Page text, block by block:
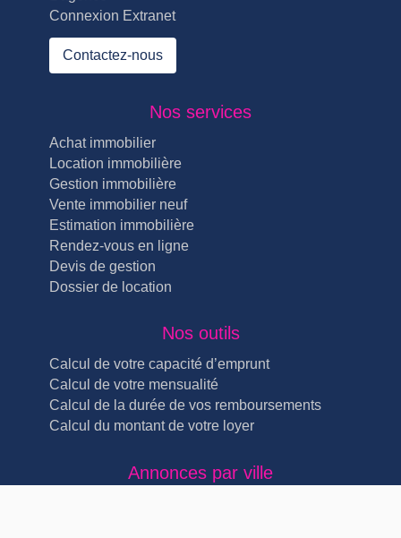
Connexion Extranet
Contactez-nous
Nos services
Achat immobilier
Location immobilière
Gestion immobilière
Vente immobilier neuf
Estimation immobilière
Rendez-vous en ligne
Devis de gestion
Dossier de location
Nos outils
Calcul de votre capacité d’emprunt
Calcul de votre mensualité
Calcul de la durée de vos remboursements
Calcul du montant de votre loyer
Annonces par ville